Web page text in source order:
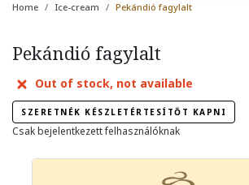
Home Ice-cream Pekándió fagylalt
Pekándió fagylalt
Out of stock, not available
SZERETNÉK KÉSZLETÉRTESÍTŐT KAPNI
Csak bejelentkezett felhasználóknak